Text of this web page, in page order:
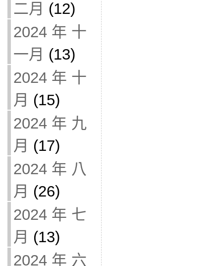
二月 (12)
2024 年 十
一月 (13)
2024 年 十
月 (15)
2024 年 九
月 (17)
2024 年 八
月 (26)
2024 年 七
月 (13)
2024 年 六